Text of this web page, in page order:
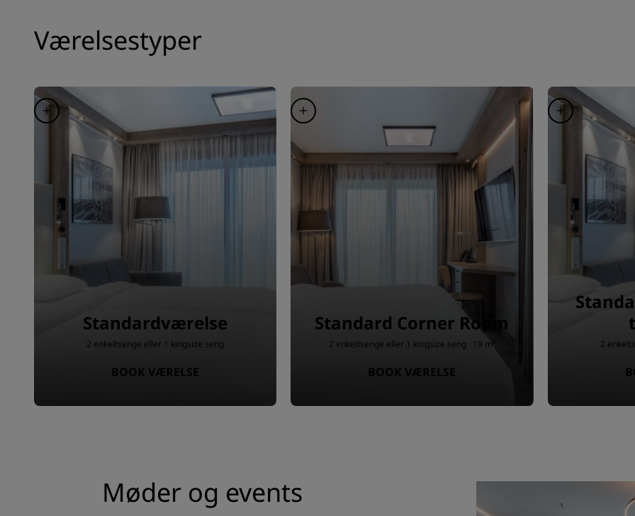
Værelsestyper
Standardværelse
2 enkeltsenge eller 1 kingsize seng
BOOK VÆRELSE
Standard Corner Room
2 enkeltsenge eller 1 kingsize seng · 19 m²
BOOK VÆRELSE
2
Møder og events